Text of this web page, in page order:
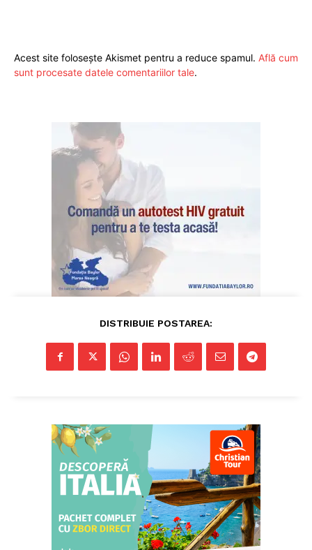
Pentru și mai mult conținut
exclusiv!
StirileMedia.ro
Despre noi
Contactați-ne
Fii reporter
Acest site folosește Akismet pentru a reduce spamul. Află cum
sunt procesate datele comentariilor tale.
DISTRIBUIE POSTAREA: